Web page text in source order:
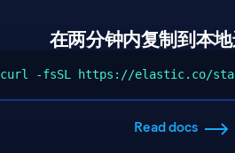
在两分钟内复制到本
curl -fsSL https://elastic.co/
Read docs